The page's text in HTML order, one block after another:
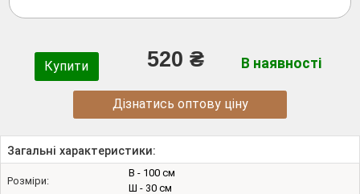
Купити 520 ₴ В наявності
Дізнатись оптову ціну
Загальні характеристики:
Розміри:
В - 100 см
Ш - 30 см